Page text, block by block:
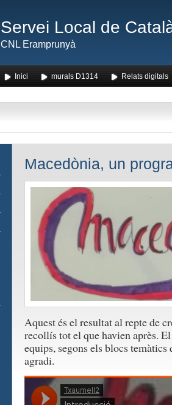
Servei Local de
CNL Eramprunyà
Inici murals D1314 Relats digitals
Macedònia, un
Aquest és el resultat al repte de
recollís tot el que havien après.
equips, segons els blocs temàtics
agradi.